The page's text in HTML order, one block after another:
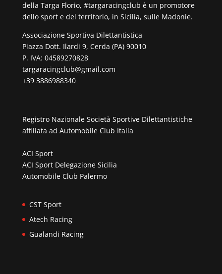
della Targa Florio, #targaracingclub è un promotore
dello sport e del territorio, in Sicilia, sulle Madonie.
Associazione Sportiva Dilettantistica
Piazza Dott. Ilardi 9, Cerda (PA) 90010
P. IVA: 04589270828
targaracingclub@gmail.com
+39 3886988340
Registro Nazionale Società Sportive Dilettantistiche
affiliata ad Automobile Club Italia
ACI Sport
ACI Sport Delegazione Sicilia
Automobile Club Palermo
CST Sport
Atech Racing
Gualandi Racing